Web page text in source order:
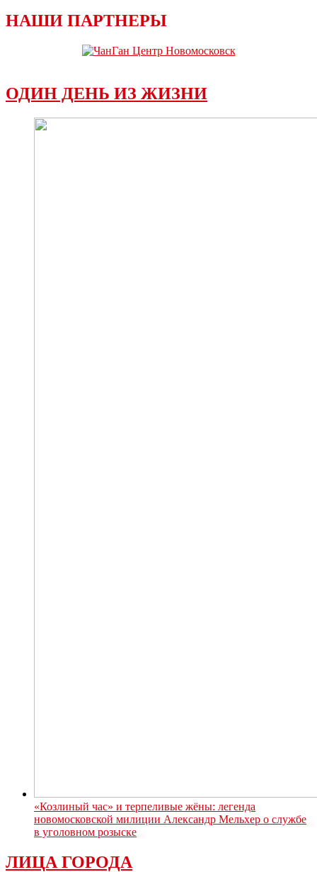
НАШИ ПАРТНЕРЫ
ОДИН ДЕНЬ ИЗ ЖИЗНИ
«Козлиный час» и терпеливые жёны: легенда
новомосковской милиции Александр Мельхер о службе
в уголовном розыске
ЛИЦА ГОРОДА